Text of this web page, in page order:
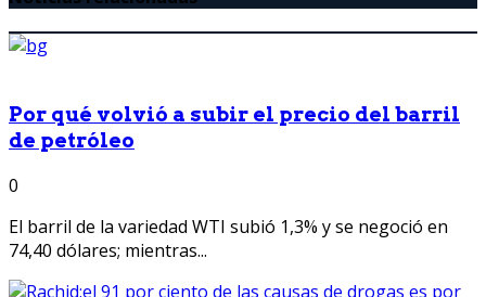
Por qué volvió a subir el precio del barril
de petróleo
0
El barril de la variedad WTI subió 1,3% y se negoció en
74,40 dólares; mientras...